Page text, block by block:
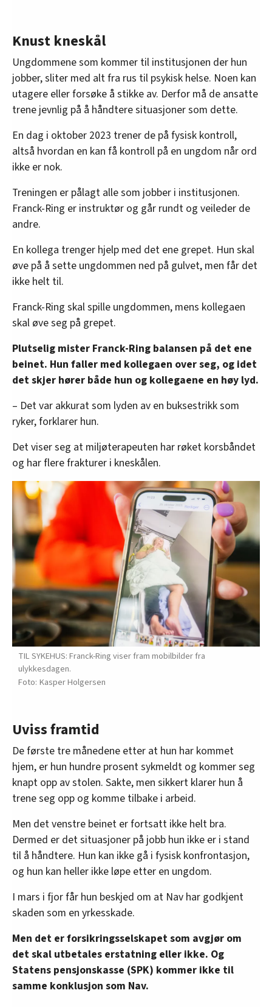
Knust kneskål
Ungdommene som kommer til institusjonen der hun
jobber, sliter med alt fra rus til psykisk helse. Noen kan
utagere eller forsøke å stikke av. Derfor må de ansatte
trene jevnlig på å håndtere situasjoner som dette.
En dag i oktober 2023 trener de på fysisk kontroll,
altså hvordan en kan få kontroll på en ungdom når ord
ikke er nok.
Treningen er pålagt alle som jobber i institusjonen.
Franck-Ring er instruktør og går rundt og veileder de
andre.
En kollega trenger hjelp med det ene grepet. Hun skal
øve på å sette ungdommen ned på gulvet, men får det
ikke helt til.
Franck-Ring skal spille ungdommen, mens kollegaen
skal øve seg på grepet.
Plutselig mister Franck-Ring balansen på det ene
beinet. Hun faller med kollegaen over seg, og idet
det skjer hører både hun og kollegaene en høy lyd.
– Det var akkurat som lyden av en buksestrikk som
ryker, forklarer hun.
Det viser seg at miljøterapeuten har røket korsbåndet
og har flere frakturer i kneskålen.
TIL SYKEHUS: Franck-Ring viser fram mobilbilder fra
ulykkesdagen.
Kasper Holgersen
Uviss framtid
De første tre månedene etter at hun har kommet
hjem, er hun hundre prosent sykmeldt og kommer seg
knapt opp av stolen. Sakte, men sikkert klarer hun å
trene seg opp og komme tilbake i arbeid.
Men det venstre beinet er fortsatt ikke helt bra.
Dermed er det situasjoner på jobb hun ikke er i stand
til å håndtere. Hun kan ikke gå i fysisk konfrontasjon,
og hun kan heller ikke løpe etter en ungdom.
I mars i fjor får hun beskjed om at Nav har godkjent
skaden som en yrkesskade.
Men det er forsikringsselskapet som avgjør om
det skal utbetales erstatning eller ikke. Og
Statens pensjonskasse (SPK) kommer ikke til
samme konklusjon som Nav.